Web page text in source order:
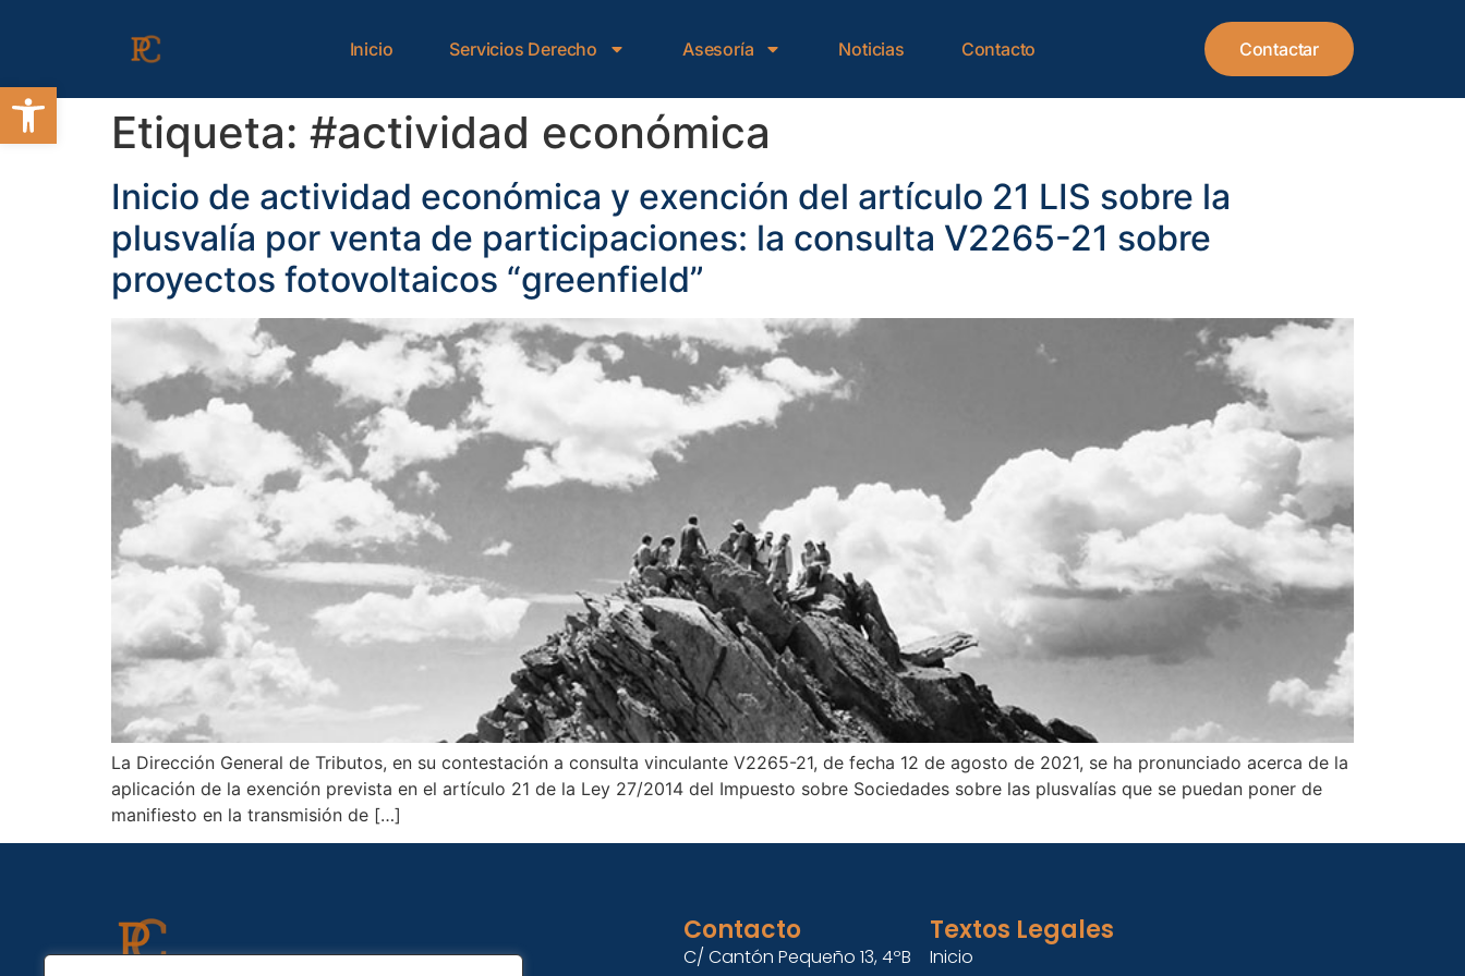
Abrir barra de herramientas
Inicio
Servicios Derecho Asesoría Noticias Contacto Contactar
Etiqueta: #actividad económica
Inicio de actividad económica y exención del artículo 21 LIS sobre la
plusvalía por venta de participaciones: la consulta V2265-21 sobre
proyectos fotovoltaicos “greenfield”
La Dirección General de Tributos, en su contestación a consulta vinculante V2265-21, de fecha 12 de agosto de 2021, se ha pronunciado acerca de la
aplicación de la exención prevista en el artículo 21 de la Ley 27/2014 del Impuesto sobre Sociedades sobre las plusvalías que se puedan poner de
manifiesto en la transmisión de […]
Contacto
C/ Cantón Pequeño 13, 4ºB
Textos Legales
Inicio